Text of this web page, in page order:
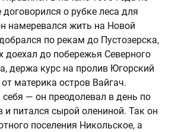
договорился о рубке леса для
намеревался жить на Новой
по рекам до Пустозерска,
доехал до побережья Северного
держа курс на пролив Югорский
материка остров Вайгач.
— он преодолевал в день по
питался сырой олениной. Так он
поселения Никольское, а